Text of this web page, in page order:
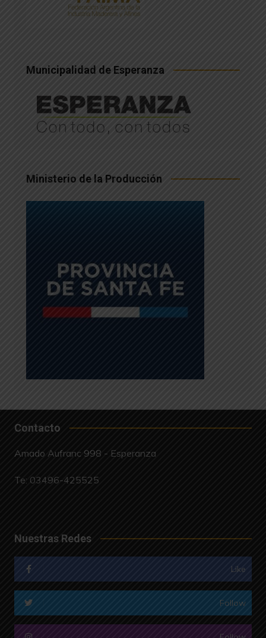
Municipalidad de Esperanza
Ministerio de la Producción
Contacto
Amado Aufranc 998 - Esperanza
Te: 03496-425525
Nuestras Redes
Like
Follow